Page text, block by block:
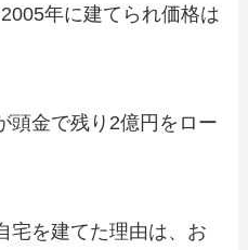
年に建てられ価格は
頭金で残り2億円をロー
宅を建てた理由は、お